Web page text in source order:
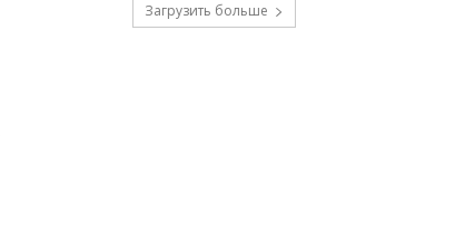
Загрузить больше